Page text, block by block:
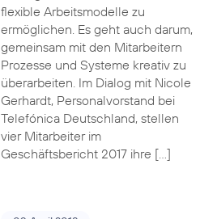
flexible Arbeitsmodelle zu
ermöglichen. Es geht auch darum,
gemeinsam mit den Mitarbeitern
Prozesse und Systeme kreativ zu
überarbeiten. Im Dialog mit Nicole
Gerhardt, Personalvorstand bei
Telefónica Deutschland, stellen
vier Mitarbeiter im
Geschäftsbericht 2017 ihre […]